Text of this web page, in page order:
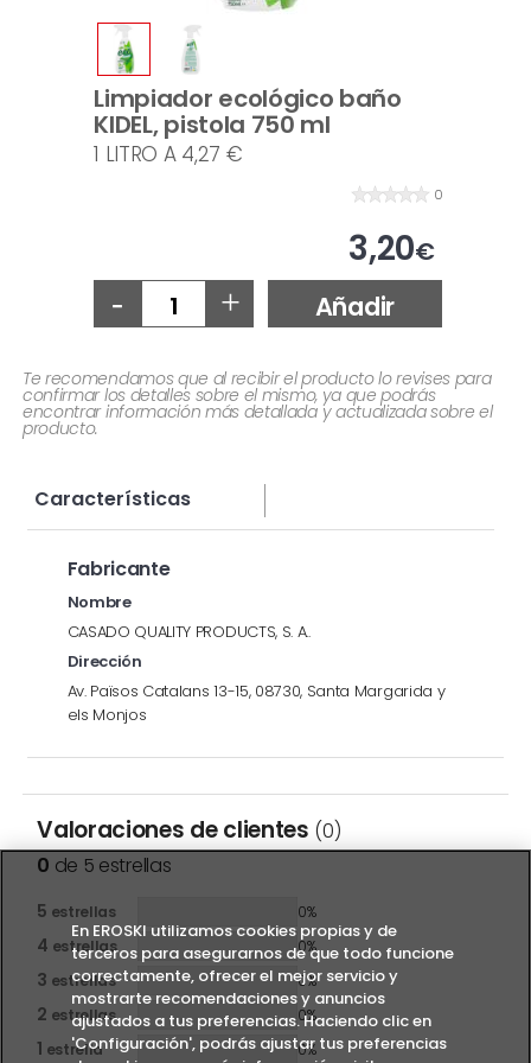
Limpiador ecológico baño
KIDEL, pistola 750 ml
0
3,20€
1 LITRO A 4,27 €
- + Añadir
Te recomendamos que al recibir el producto lo revises para
confirmar los detalles sobre el mismo, ya que podrás
encontrar información más detallada y actualizada sobre el
producto.
Características
Fabricante
Nombre
CASADO QUALITY PRODUCTS, S. A..
Dirección
Av. Països Catalans 13-15, 08730, Santa Margarida y
els Monjos
Valoraciones de clientes (0)
0 de 5 estrellas
5 estrellas 0%
4 estrellas 0%
3 estrellas 0%
2 estrellas 0%
1 estrella 0%
En EROSKI utilizamos cookies propias y de
terceros para asegurarnos de que todo funcione
correctamente, ofrecer el mejor servicio y
mostrarte recomendaciones y anuncios
ajustados a tus preferencias. Haciendo clic en
'Configuración', podrás ajustar tus preferencias